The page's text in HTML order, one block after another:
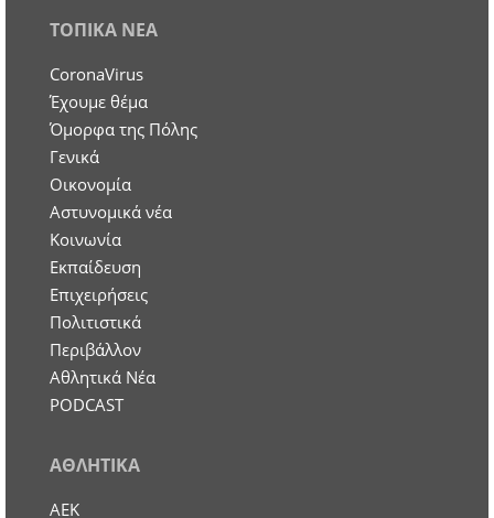
ΤΟΠΙΚΑ ΝΕΑ
CoronaVirus
Έχουμε θέμα
Όμορφα της Πόλης
Γενικά
Οικονομία
Aστυνομικά νέα
Κοινωνία
Εκπαίδευση
Επιχειρήσεις
Πολιτιστικά
Περιβάλλον
Αθλητικά Νέα
PODCAST
ΑΘΛΗΤΙΚΑ
ΑΕΚ